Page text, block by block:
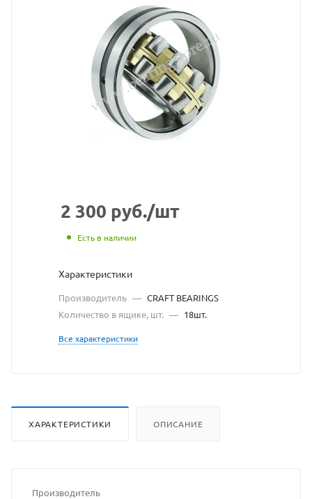
CRAFT
BEARINGS
взят
с
сайта
https://
без
2 300 руб./шт
Есть в наличии
Характеристики
Производитель — CRAFT BEARINGS
Количество в ящике, шт. — 18шт.
Все характеристики
ХАРАКТЕРИСТИКИ ОПИСАНИЕ
Производитель